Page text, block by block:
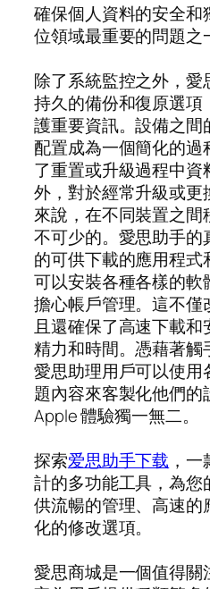
確保個人資料的安全和
位領域最重要的問題之
除了系統監控之外，
持久的備份和復原選項
護重要資訊。設備之間
配置成為一個簡化的
了重置或升級過程中
外，對於經常升級或更
來說，在不同裝置之
不可少的。愛思助手的
的可供下載的應用程
可以安裝各種各樣的軟
擔心帳戶管理。這不僅
且還確保了高速下載
精力和時間。憑藉著觸
愛思助理用戶可以使用
題內容來客製化他們的
Apple 體驗獨一無二。
探索爱思助手下载 ，
計的多功能工具，為您
供流暢的管理、高速的
化的修改選項。
愛思商城是一個值得關